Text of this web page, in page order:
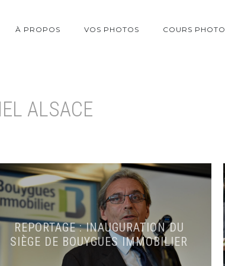
À PROPOS VOS PHOTOS COURS PHOTO
ALSACE
REPORTAGE : INAUGURATION DU
SIÈGE DE BOUYGUES IMMOBILIER